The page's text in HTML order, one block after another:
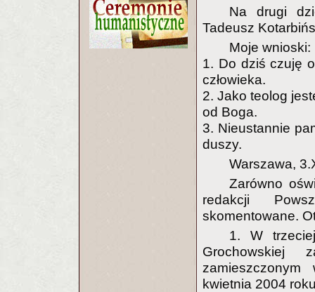
Na drugi
Tadeusz
Moje wnioski:
1. Do dziś czuję
człowieka.
2. Jako teolog
od Boga.
3. Nieustannie
duszy.
Warszawa,
Zarówno
redakcji
skomentowane.
1. W
Grochowskiej
kwietnia 2004